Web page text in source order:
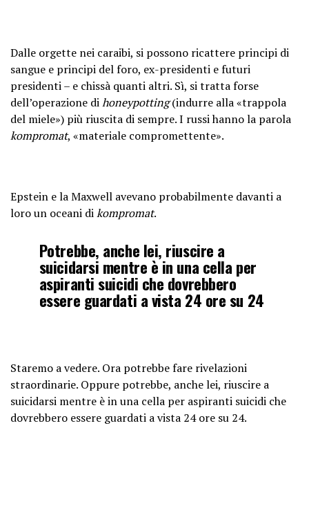
Dalle orgette nei caraibi, si possono ricattere principi di
sangue e principi del foro, ex-presidenti e futuri
presidenti – e chissà quanti altri. Sì, si tratta forse
dell’operazione dihoneypotting(indurre alla «trappola
del miele») più riuscita di sempre. I russi hanno la parola
kompromat, «materiale compromettente».
Epstein e la Maxwell avevano probabilmente davanti a
loro un oceani dikompromat.
Potrebbe, anche lei, riuscire a
suicidarsi mentre è in una cella per
aspiranti suicidi che dovrebbero
essere guardati a vista 24 ore su 24
Staremo a vedere. Ora potrebbe fare rivelazioni
straordinarie. Oppure potrebbe, anche lei, riuscire a
suicidarsi mentre è in una cella per aspiranti suicidi che
dovrebbero essere guardati a vista 24 ore su 24.